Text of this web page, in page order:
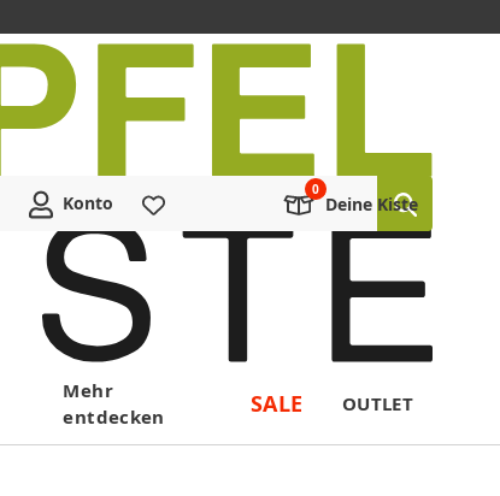
Konto Deine Kiste
Mehr
entdecken
SALE OUTLET